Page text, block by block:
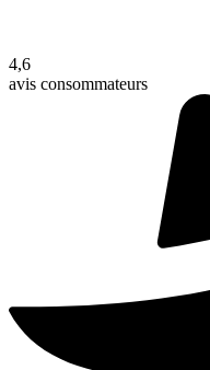
4,6
avis consommateurs